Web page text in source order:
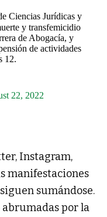
Ciencias Jurídicas y
y transfemicidio
de Abogacía, y
de actividades
12.
22, 2022
Instagram,
manifestaciones
sumándose.
abrumadas por la